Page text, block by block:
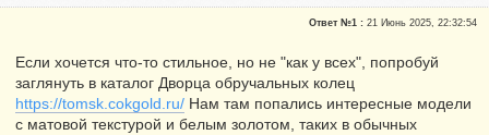
Ответ №1 :21 Июнь 2025, 22:32:54
Если хочется что-то стильное, но не "как у всех", попробуй
заглянуть в каталог Дворца обручальных колец
https://tomsk.cokgold.ru/ Нам там попались интересные модели
с матовой текстурой и белым золотом, таких в обычных